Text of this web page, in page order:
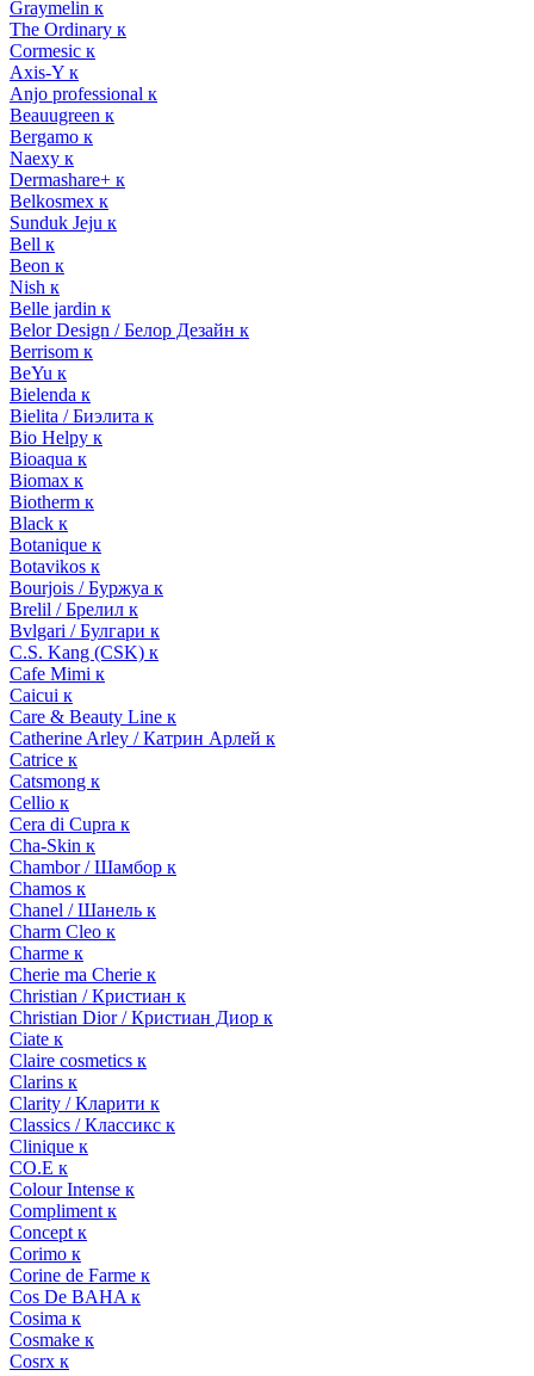
Graymelin к
The Ordinary к
Cormesic к
Axis-Y к
Anjo professional к
Beauugreen к
Bergamo к
Naexy к
Dermashare+ к
Belkosmex к
Sunduk Jeju к
Bell к
Beon к
Nish к
Belle jardin к
Belor Design / Белор Дезайн к
Berrisom к
BeYu к
Bielenda к
Bielita / Биэлита к
Bio Helpy к
Bioaqua к
Biomax к
Biotherm к
Black к
Botanique к
Botavikos к
Bourjois / Буржуа к
Brelil / Брелил к
Bvlgari / Булгари к
C.S. Kang (CSK) к
Cafe Mimi к
Caicui к
Care & Beauty Line к
Catherine Arley / Катрин Арлей к
Catrice к
Catsmong к
Cellio к
Cera di Cupra к
Cha-Skin к
Chambor / Шамбор к
Chamos к
Chanel / Шанель к
Charm Cleo к
Charme к
Cherie ma Cherie к
Christian / Кристиан к
Christian Dior / Кристиан Диор к
Ciate к
Claire cosmetics к
Clarins к
Clarity / Кларити к
Classics / Классикс к
Clinique к
CO.E к
Colour Intense к
Compliment к
Concept к
Corimo к
Corine de Farme к
Cos De BAHA к
Cosima к
Cosmake к
Cosrx к